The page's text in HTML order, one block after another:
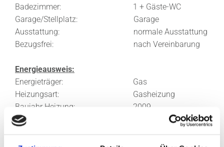
Badezimmer: 1 + Gäste-WC
Garage/Stellplatz: Garage
Ausstattung: normale Ausstattung
Bezugsfrei: nach Vereinbarung
Energieausweis:
Energieträger: Gas
Heizungsart: Gasheizung
Baujahr Heizung: 2009
Energieausweistyp: Verbrauchsausweis
Energieklasse: B